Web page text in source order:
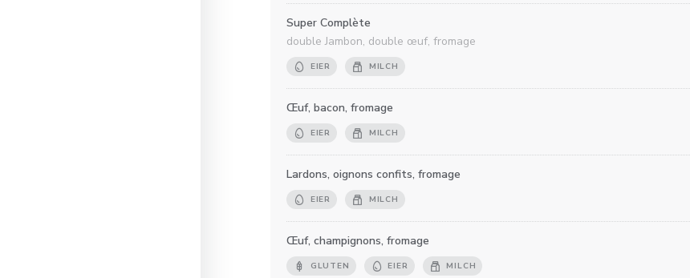
Super Complète
double Jambon, double œuf, fromage
EIER MILCH
Œuf, bacon, fromage
EIER MILCH
Lardons, oignons confits, fromage
EIER MILCH
Œuf, champignons, fromage
GLUTEN EIER MILCH